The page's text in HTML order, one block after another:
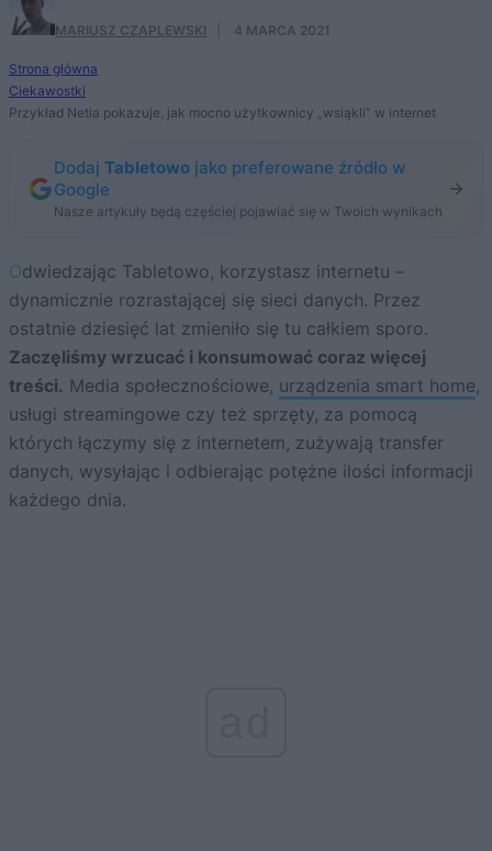
MARIUSZ CZAPLEWSKI 4 MARCA 2021
Strona główna
Ciekawostki
Przykład Netia pokazuje, jak mocno użytkownicy „wsiąkli” w internet
Dodaj Tabletowo jako preferowane źródło w
Google
Nasze artykuły będą częściej pojawiać się w Twoich wynikach
Odwiedzając Tabletowo, korzystasz internetu –
dynamicznie rozrastającej się sieci danych. Przez
ostatnie dziesięć lat zmieniło się tu całkiem sporo.
Zaczęliśmy wrzucać i konsumować coraz więcej
treści. Media społecznościowe, urządzenia smart home,
usługi streamingowe czy też sprzęty, za pomocą
których łączymy się z internetem, zużywają transfer
danych, wysyłając i odbierając potężne ilości informacji
każdego dnia.